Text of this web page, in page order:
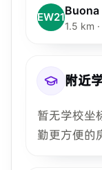
EW21
1.5 km
附近
暂无学校坐
勤更方便的